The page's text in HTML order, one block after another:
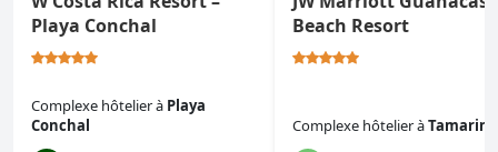
Playa Conchal
Complexe hôtelierà Playa
Conchal
Beach Resort
Complexe hôtelierà